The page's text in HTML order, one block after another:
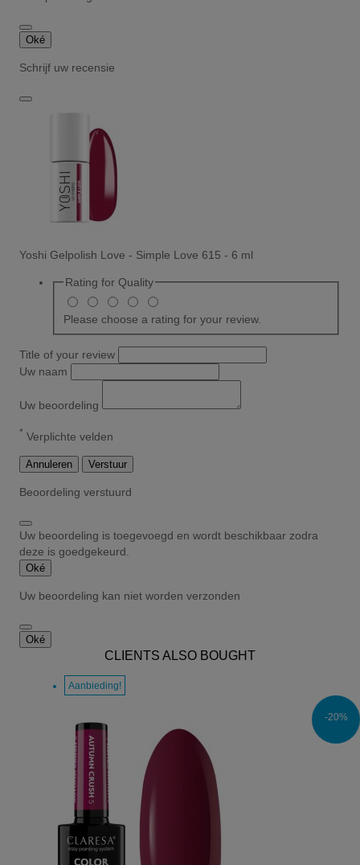
Oké
Schrijf uw recensie
Yoshi Gelpolish Love - Simple Love 615 - 6 ml
Rating for Quality
Please choose a rating for your review.
Title of your review
Uw naam
Uw beoordeling
* Verplichte velden
Annuleren Verstuur
Beoordeling verstuurd
Uw beoordeling is toegevoegd en wordt beschikbaar zodra
deze is goedgekeurd.
Oké
Uw beoordeling kan niet worden verzonden
Oké
CLIENTS ALSO BOUGHT
Aanbieding!
-20%